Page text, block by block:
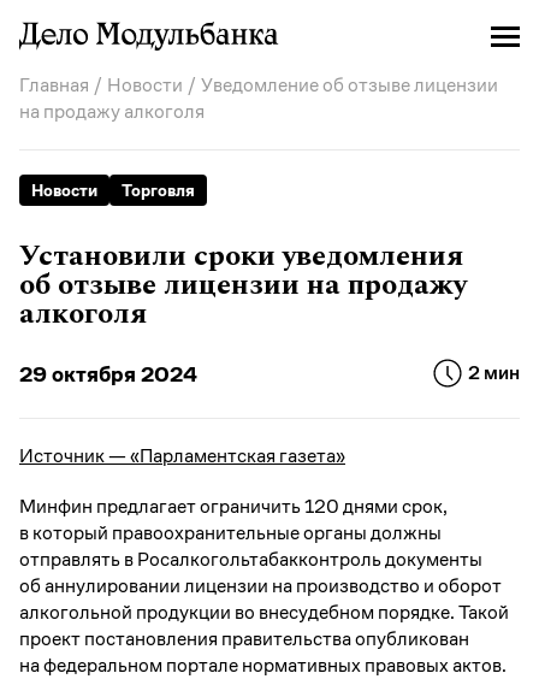
Главная / Новости / Уведомление об отзыве лицензии
на продажу алкоголя
Новости Торговля
Установили сроки уведомления
об отзыве лицензии на продажу
алкоголя
29 октября 2024 2 мин
Источник — «Парламентская газета»
Минфин предлагает ограничить 120 днями срок,
в который правоохранительные органы должны
отправлять в Росалкогольтабакконтроль документы
об аннулировании лицензии на производство и оборот
алкогольной продукции во внесудебном порядке. Такой
проект постановления правительства опубликован
на федеральном портале нормативных правовых актов.